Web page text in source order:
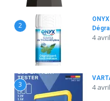
2
4
3 4